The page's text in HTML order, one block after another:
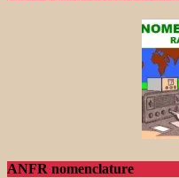
ANFR nomenclature